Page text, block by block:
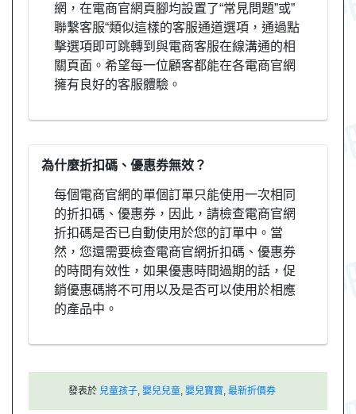
網，在電商官網頁腳均設置了“常見問題”或”
聯繫客服“類似這樣的客服通道選項，通過點
擊選項即可跳轉到與電商客服在線溝通的相
關頁面。希望每一位顧客都能在各電商官網
擁有良好的客服體驗。
為什麼折扣碼、優惠券無效？
每個電商官網的單個訂單只能使用一次相同
的折扣碼、優惠券，因此，請檢查電商官網
折扣碼是否已自動使用於您的訂單中。當
然，您還需要檢查電商官網折扣碼、優惠券
的時間有效性，如果優惠時間過期的話，促
銷優惠碼將不可用以及是否可以使用於相應
的產品中。
發表於 兒童孩子 嬰兒兒童 嬰兒寶寶 最新折價券